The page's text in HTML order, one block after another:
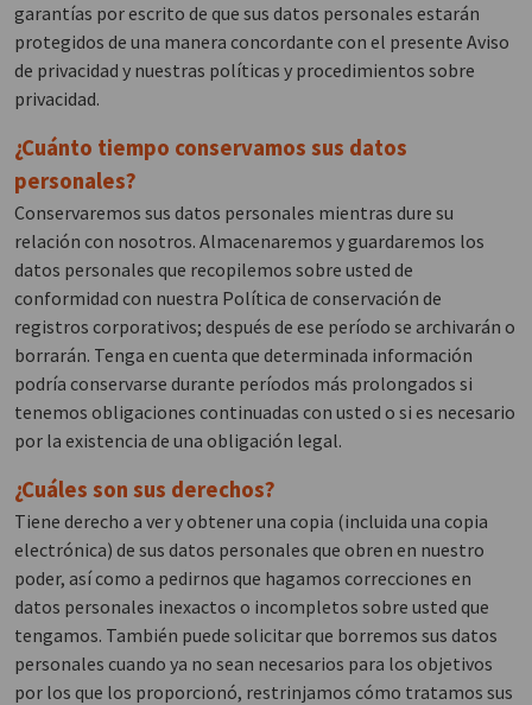
garantías por escrito de que sus datos personales estarán
protegidos de una manera concordante con el presente Aviso
de privacidad y nuestras políticas y procedimientos sobre
privacidad.
¿Cuánto tiempo conservamos sus datos
personales?
Conservaremos sus datos personales mientras dure su
relación con nosotros. Almacenaremos y guardaremos los
datos personales que recopilemos sobre usted de
conformidad con nuestra Política de conservación de
registros corporativos; después de ese período se archivarán o
borrarán. Tenga en cuenta que determinada información
podría conservarse durante períodos más prolongados si
tenemos obligaciones continuadas con usted o si es necesario
por la existencia de una obligación legal.
¿Cuáles son sus derechos?
Tiene derecho a ver y obtener una copia (incluida una copia
electrónica) de sus datos personales que obren en nuestro
poder, así como a pedirnos que hagamos correcciones en
datos personales inexactos o incompletos sobre usted que
tengamos. También puede solicitar que borremos sus datos
personales cuando ya no sean necesarios para los objetivos
por los que los proporcionó, restrinjamos cómo tratamos sus